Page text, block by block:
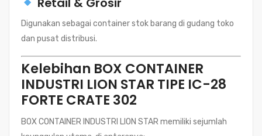
Digunakan sebagai container stok barang di gudang toko
dan pusat distribusi.
Kelebihan BOX CONTAINER
INDUSTRI LION STAR TIPE IC-28
FORTE CRATE 302
BOX CONTAINER INDUSTRI LION STAR memiliki sejumlah